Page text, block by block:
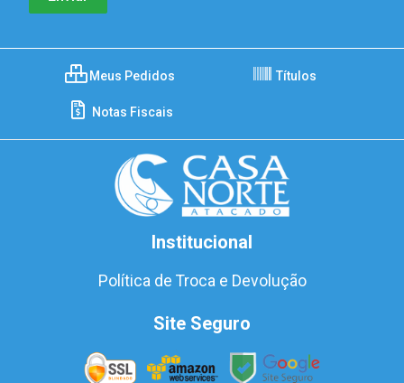
Meus Pedidos Títulos
Notas Fiscais
Institucional
Política de Troca e Devolução
Site Seguro